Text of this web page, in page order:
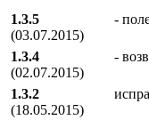
1.3.5
(03.07.2015)
-
1.3.4
(02.07.2015)
-
1.3.2
(18.05.2015)